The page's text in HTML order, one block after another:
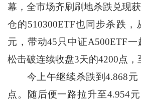
幕，全市场齐刷刷地杀跌兑现
仓的510300ETF也同步杀跌，
元，带动45只中证A500ETF
松击破连续收盘3天的4200点，
今上午继续杀跌到4.868元
点。随后便一路拉升至4.954